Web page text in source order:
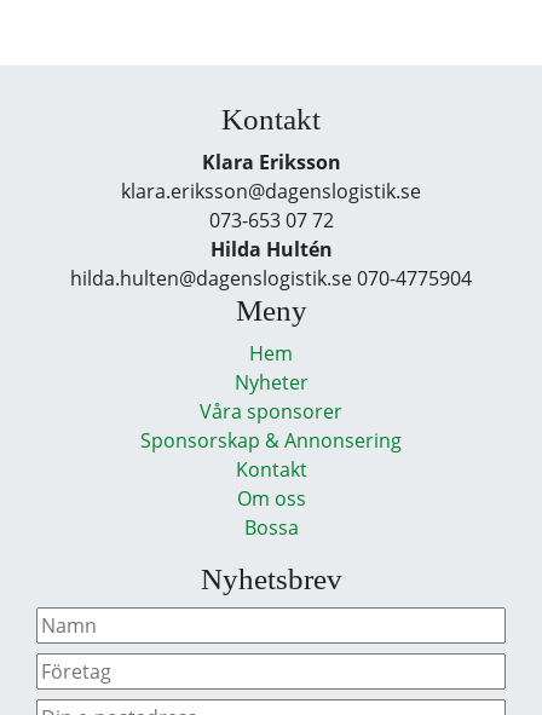
Kontakt
Klara Eriksson
klara.eriksson@dagenslogistik.se
073-653 07 72
Hilda Hultén
hilda.hulten@dagenslogistik.se 070-4775904
Meny
Hem
Nyheter
Våra sponsorer
Sponsorskap & Annonsering
Kontakt
Om oss
Bossa
Nyhetsbrev